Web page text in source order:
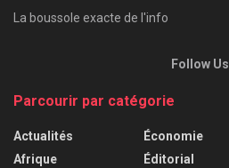
La boussole exacte de l'info
Follow Us
Parcourir par catégorie
Actualités
Afrique
Économie
Éditorial